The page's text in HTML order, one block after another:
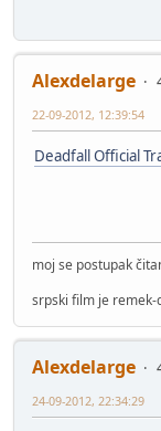
Alexdelarge
22-09-2012, 12:39:54
Deadfall Official
moj se postupak
srpski film je remek-
Alexdelarge
24-09-2012, 22:34:29